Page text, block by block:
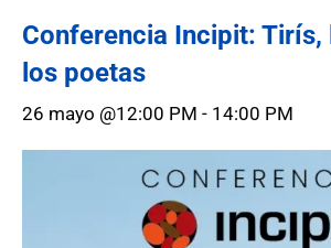
Conferencia Incipit: Tirís,
los poetas
26 mayo @12:00 PM - 14:00 PM